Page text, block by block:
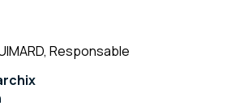
Responsable